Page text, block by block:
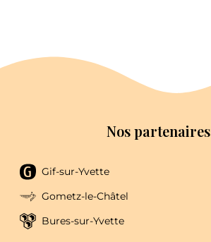
Nos partenaires
Gif-sur-Yvette
Gometz-le-Châtel
Bures-sur-Yvette